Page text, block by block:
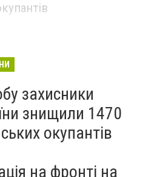
захисники
знищили 1470
окупантів
на фронті на